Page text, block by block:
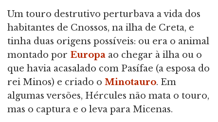
Um touro destrutivo perturbava a vida dos
habitantes de Cnossos, na ilha de Creta, e
tinha duas origens possíveis: ou era o animal
montado por Europa ao chegar à ilha ou o
que havia acasalado com Pasífae (a esposa do
rei Minos) e criado o Minotauro. Em
algumas versões, Hércules não mata o touro,
mas o captura e o leva para Micenas.